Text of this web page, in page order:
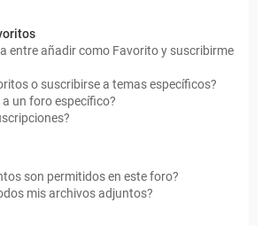
entre añadir como Favorito y suscribirme
o suscribirse a temas específicos?
un foro específico?
son permitidos en este foro?
mis archivos adjuntos?